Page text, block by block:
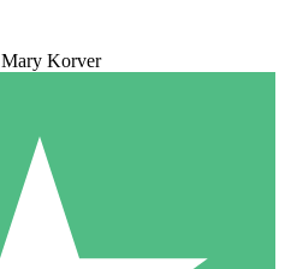
Mary Korver